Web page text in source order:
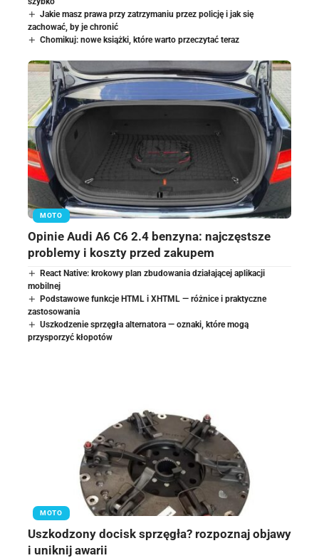
Jakie masz prawa przy zatrzymaniu przez policję i jak się
zachować, by je chronić
Chomikuj: nowe książki, które warto przeczytać teraz
MOTO
Opinie Audi A6 C6 2.4 benzyna: najczęstsze
problemy i koszty przed zakupem
React Native: krokowy plan zbudowania działającej aplikacji
mobilnej
Podstawowe funkcje HTML i XHTML — różnice i praktyczne
zastosowania
Uszkodzenie sprzęgła alternatora — oznaki, które mogą
przysporzyć kłopotów
MOTO
Uszkodzony docisk sprzęgła? rozpoznaj objawy
i uniknij awarii